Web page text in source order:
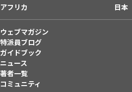
アフリカ
日本
ウェブマガジン
特派員ブログ
ガイドブック
ニュース
著者一覧
コミュニティ